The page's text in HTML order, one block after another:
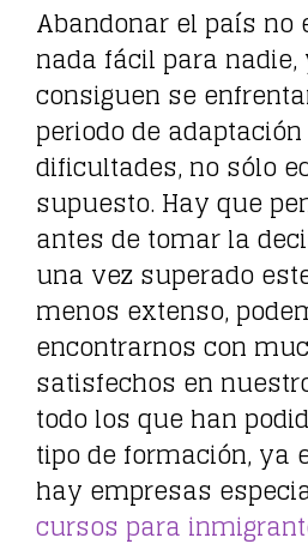
Abandonar el país no
nada fácil para
consiguen se
periodo de
dificultades, no sólo
supuesto. Hay que
antes de tomar la
una vez superado
menos extenso,
encontrarnos con
satisfechos en
todo los que han
tipo de formación, ya
hay empresas
cursos para